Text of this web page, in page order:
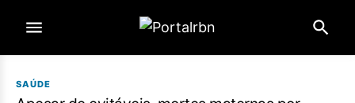
SAÚDE